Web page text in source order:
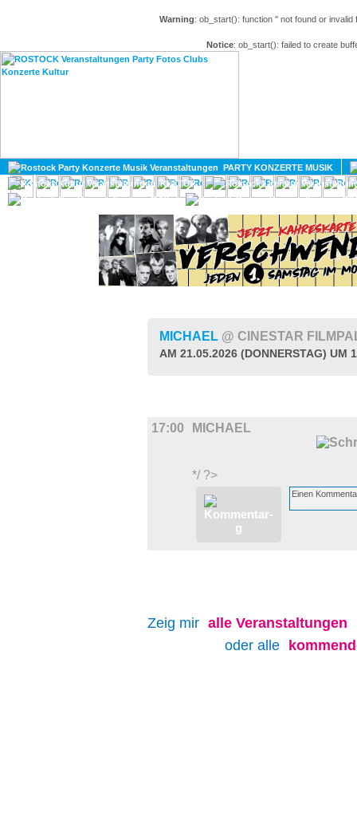
Warning: ob_start(): function '' not found or
Notice: ob_start(): failed to create
PARTY KONZERTE MUSIK
KULTUR
GAY
MICHAEL @ CINESTAR
AM 21.05.2026 (DONNERSTAG) UM
17:00 MICHAEL
*/ ?>
Zeig mir alle Veranstaltungen
oder alle